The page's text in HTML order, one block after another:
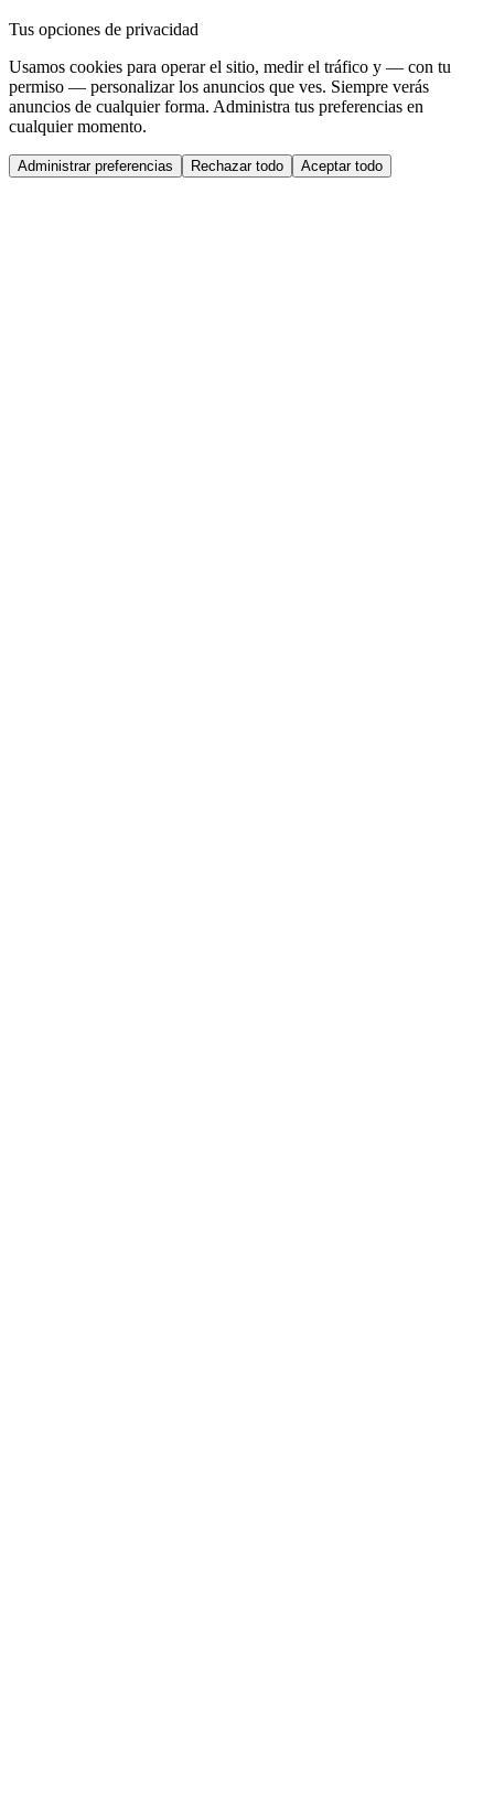
Tus opciones de privacidad
Usamos cookies para operar el sitio, medir el tráfico y — con tu
permiso — personalizar los anuncios que ves. Siempre verás
anuncios de cualquier forma. Administra tus preferencias en
cualquier momento.
Administrar preferencias Rechazar todo Aceptar todo